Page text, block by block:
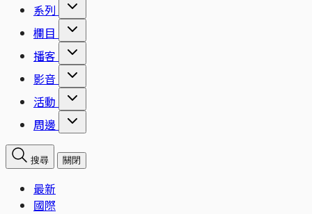
系列
欄目
播客
影音
活動
周邊
搜尋 關閉
最新
國際